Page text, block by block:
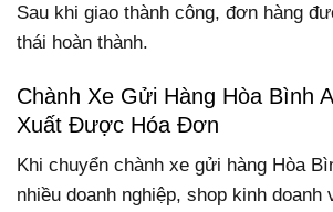
Sau khi giao thành công, đơn hàng
thái hoàn thành.
Chành Xe Gửi Hàng Hòa Bình
Xuất Được Hóa Đơn
Khi chuyển chành xe gửi hàng Hòa
nhiều doanh nghiệp, shop kinh doanh